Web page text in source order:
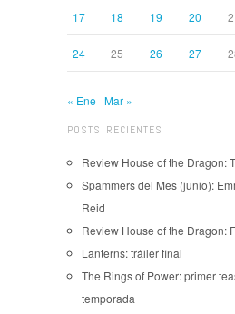
17 18 19 20
24 25 26 27
« Ene Mar »
POSTS RECIENTES
Review House of the Dragon:
Spammers del Mes (junio):
Reid
Review House of the Dragon:
Lanterns: tráiler final
The Rings of Power: primer
temporada